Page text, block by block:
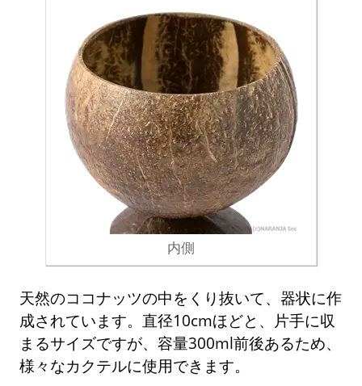
内側
天然のココナッツの中をくり抜いて、器状に作
成されています。直径10cmほどと、片手に収
まるサイズですが、容量300ml前後あるため、
様々なカクテルに使用できます。